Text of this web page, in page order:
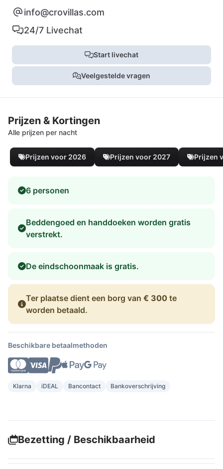
info@crovillas.com
24/7 Livechat
Start livechat
Veelgestelde vragen
Prijzen & Kortingen
Alle prijzen per nacht
Prijzen voor 2026 Prijzen voor 2027 Prijzen
6 personen
Beddengoed en handdoeken worden gratis
verstrekt.
De eindschoonmaak is gratis.
Ter plaatse dient een borg van € 300 te
worden betaald.
Beschikbare betaalmethoden
Klarna iDEAL Bancontact Bankoverschrijving
Bezetting / Beschikbaarheid